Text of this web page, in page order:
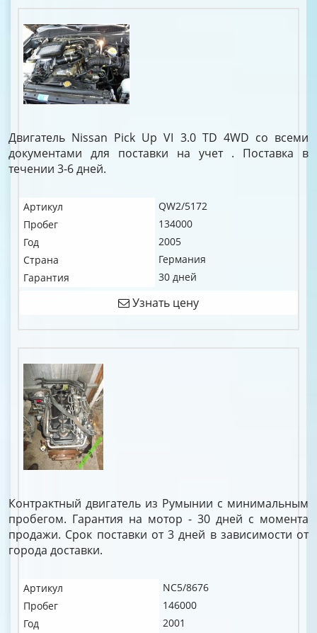
Двигатель Nissan Pick Up VI 3.0 TD 4WD со всеми
документами для поставки на учет . Поставка в
течении 3-6 дней.
Артикул
QW2/5172
Пробег
134000
Год
2005
Страна
Германия
Гарантия
30 дней
Узнать цену
Контрактный двигатель из Румынии с минимальным
пробегом. Гарантия на мотор - 30 дней с момента
продажи. Срок поставки от 3 дней в зависимости от
города доставки.
Артикул
NC5/8676
Пробег
146000
Год
2001